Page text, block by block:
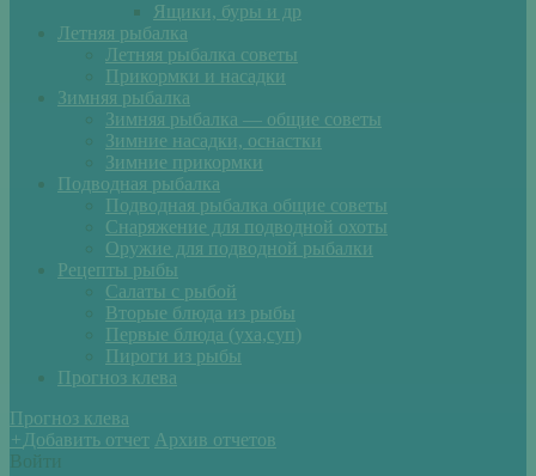
Ящики, буры и др
Летняя рыбалка
Летняя рыбалка советы
Прикормки и насадки
Зимняя рыбалка
Зимняя рыбалка — общие советы
Зимние насадки, оснастки
Зимние прикормки
Подводная рыбалка
Подводная рыбалка общие советы
Снаряжение для подводной охоты
Оружие для подводной рыбалки
Рецепты рыбы
Салаты с рыбой
Вторые блюда из рыбы
Первые блюда (уха,суп)
Пироги из рыбы
Прогноз клева
Прогноз клева
+ Добавить отчет Архив отчетов
Войти